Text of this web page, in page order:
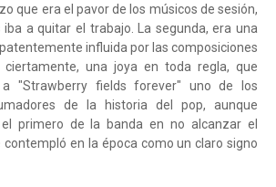
que era el pavor de los músicos de sesión,
a quitar el trabajo. La segunda, era una
influida por las composiciones
ciertamente, una joya en toda regla, que
"Strawberry fields forever" uno de los
de la historia del pop, aunque
primero de la banda en no alcanzar el
contempló en la época como un claro signo